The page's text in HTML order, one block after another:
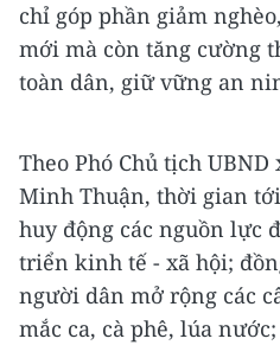
chỉ góp phần giảm
mới mà còn tăng cường
toàn dân, giữ vững an
Theo Phó Chủ tịch
Minh Thuận, thời gian
huy động các nguồn lực
triển kinh tế - xã hội;
người dân mở rộng các
mắc ca, cà phê, lúa